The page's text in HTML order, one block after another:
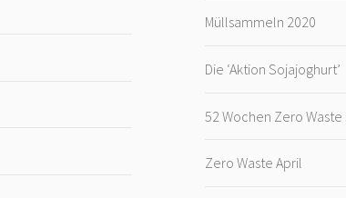
Müllsammeln 2020
Die ‘Aktion Sojajoghurt’
52 Wochen Zero
Zero Waste April